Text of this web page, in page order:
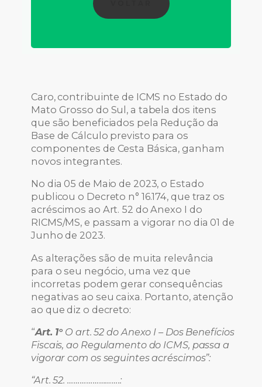
Caro, contribuinte de ICMS no Estado do
Mato Grosso do Sul, a tabela dos itens
que são beneficiados pela Redução da
Base de Cálculo previsto para os
componentes de Cesta Básica, ganham
novos integrantes.
No dia 05 de Maio de 2023, o Estado
publicou o Decreto n° 16.174, que traz os
acréscimos ao Art. 52 do Anexo I do
RICMS/MS, e passam a vigorar no dia 01 de
Junho de 2023.
As alterações são de muita relevância
para o seu negócio, uma vez que
incorretas podem gerar consequências
negativas ao seu caixa. Portanto, atenção
ao que diz o decreto:
“Art. 1° O art. 52 do Anexo I – Dos Benefícios
Fiscais, ao Regulamento do ICMS, passa a
vigorar com os seguintes acréscimos”:
“Art. 52. …………………….: